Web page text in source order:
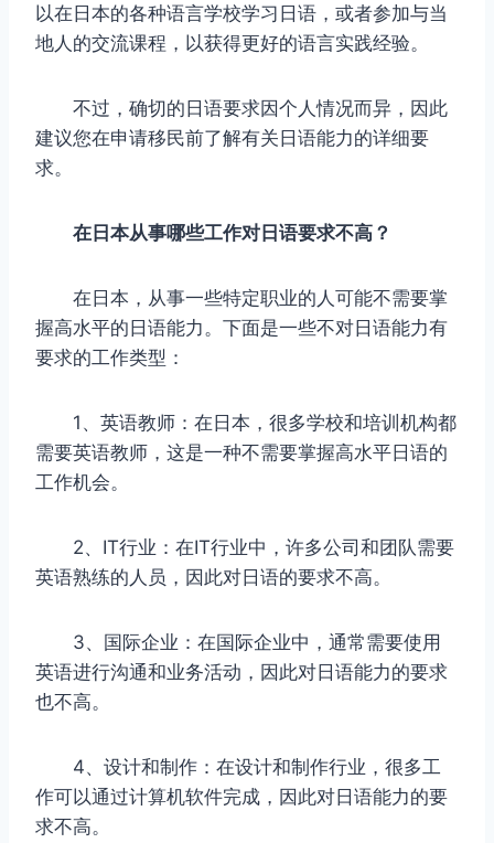
以在日本的各种语言学校学习日语，或者参加与当
地人的交流课程，以获得更好的语言实践经验。
不过，确切的日语要求因个人情况而异，因此
建议您在申请移民前了解有关日语能力的详细要
求。
在日本从事哪些工作对日语要求不高？
在日本，从事一些特定职业的人可能不需要掌
握高水平的日语能力。下面是一些不对日语能力有
要求的工作类型：
1、英语教师：在日本，很多学校和培训机构都
需要英语教师，这是一种不需要掌握高水平日语的
工作机会。
2、IT行业：在IT行业中，许多公司和团队需要
英语熟练的人员，因此对日语的要求不高。
3、国际企业：在国际企业中，通常需要使用
英语进行沟通和业务活动，因此对日语能力的要求
也不高。
4、设计和制作：在设计和制作行业，很多工
作可以通过计算机软件完成，因此对日语能力的要
求不高。